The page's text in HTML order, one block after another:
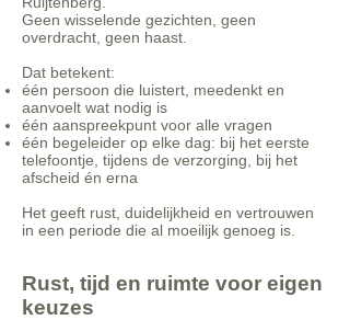
Geen wisselende gezichten, geen
overdracht, geen haast.
Dat betekent:
één persoon die luistert, meedenkt en
aanvoelt wat nodig is
één aanspreekpunt voor alle vragen
één begeleider op elke dag: bij het eerste
telefoontje, tijdens de verzorging, bij het
afscheid én erna
Het geeft rust, duidelijkheid en vertrouwen
in een periode die al moeilijk genoeg is.
Rust, tijd en ruimte voor eigen
keuzes